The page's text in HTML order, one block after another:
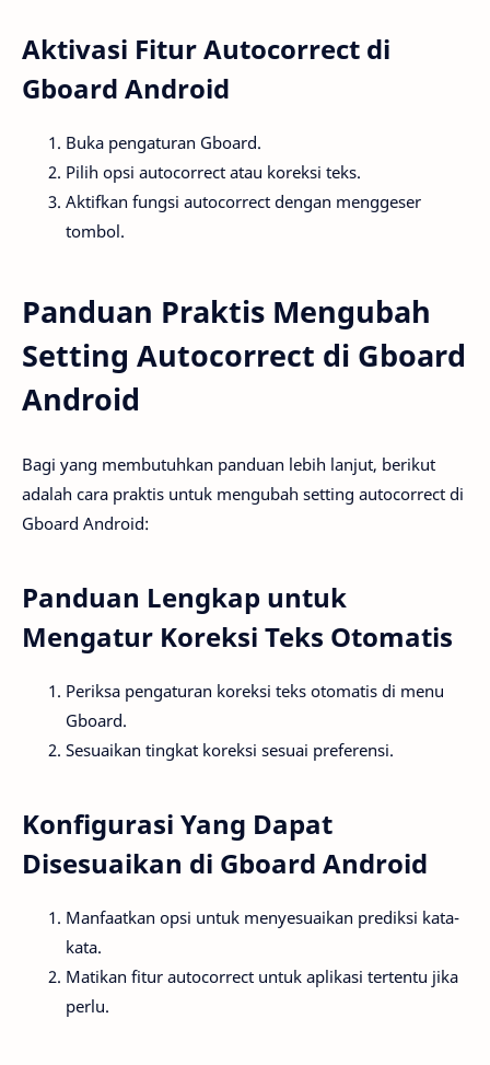
Aktivasi Fitur Autocorrect di
Gboard Android
Buka pengaturan Gboard.
Pilih opsi autocorrect atau koreksi teks.
Aktifkan fungsi autocorrect dengan menggeser
tombol.
Panduan Praktis Mengubah
Setting Autocorrect di Gboard
Android
Bagi yang membutuhkan panduan lebih lanjut, berikut
adalah cara praktis untuk mengubah setting autocorrect di
Gboard Android:
Panduan Lengkap untuk
Mengatur Koreksi Teks Otomatis
Periksa pengaturan koreksi teks otomatis di menu
Gboard.
Sesuaikan tingkat koreksi sesuai preferensi.
Konfigurasi Yang Dapat
Disesuaikan di Gboard Android
Manfaatkan opsi untuk menyesuaikan prediksi kata-
kata.
Matikan fitur autocorrect untuk aplikasi tertentu jika
perlu.